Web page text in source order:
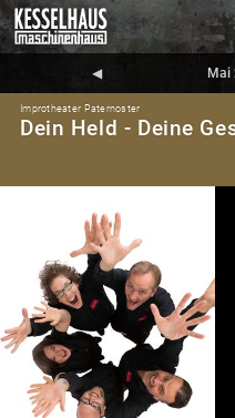
◀︎ Mai
Improtheater Paternoster
Dein Held - Deine